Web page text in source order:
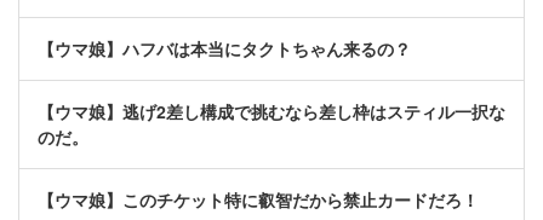
【ウマ娘】ハフバは本当にタクトちゃん来るの？
【ウマ娘】逃げ2差し構成で挑むなら差し枠はスティル一択な
のだ。
【ウマ娘】このチケット特に叡智だから禁止カードだろ！